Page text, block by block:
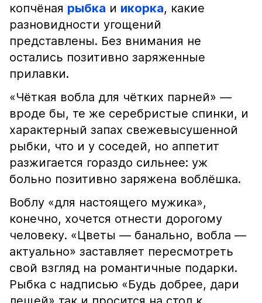
копчёная рыбка и икорка, какие
разновидности угощений
представлены. Без внимания не
остались позитивно заряженные
прилавки.
«Чёткая вобла для чётких парней» —
вроде бы, те же серебристые спинки, и
характерный запах свежевысушенной
рыбки, что и у соседей, но аппетит
разжигается гораздо сильнее: уж
больно позитивно заряжена воблёшка.
Воблу «для настоящего мужика»,
конечно, хочется отнести дорогому
человеку. «Цветы — банально, вобла —
актуально» заставляет пересмотреть
свой взгляд на романтичные подарки.
Рыбка с надписью «Будь добрее, дари